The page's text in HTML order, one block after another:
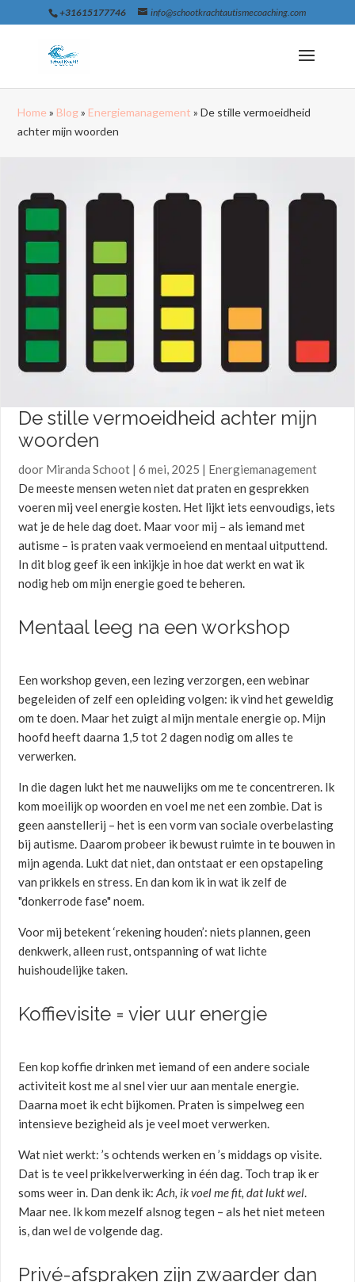
+31615177746 info@schootkrachtautismecoaching.com
Home » Blog» Energiemanagement »De stille vermoeidheid
achter mijn woorden
De stille vermoeidheid achter mijn
woorden
door Miranda Schoot |6 mei, 2025 | Energiemanagement
De meeste mensen weten niet dat praten en gesprekken
voeren mij veel energie kosten. Het lijkt iets eenvoudigs, iets
wat je de hele dag doet. Maar voor mij – als iemand met
autisme – is praten vaak vermoeiend en mentaal uitputtend.
In dit blog geef ik een inkijkje in hoe dat werkt en wat ik
nodig heb om mijn energie goed te beheren.
Mentaal leeg na een workshop
Een workshop geven, een lezing verzorgen, een webinar
begeleiden of zelf een opleiding volgen: ik vind het geweldig
om te doen. Maar het zuigt al mijn mentale energie op. Mijn
hoofd heeft daarna 1,5 tot 2 dagen nodig om alles te
verwerken.
In die dagen lukt het me nauwelijks om me te concentreren. Ik
kom moeilijk op woorden en voel me net een zombie. Dat is
geen aanstellerij – het is een vorm van sociale overbelasting
bij autisme. Daarom probeer ik bewust ruimte in te bouwen in
mijn agenda. Lukt dat niet, dan ontstaat er een opstapeling
van prikkels en stress. En dan kom ik in wat ik zelf de
"donkerrode fase" noem.
Voor mij betekent ‘rekening houden’: niets plannen, geen
denkwerk, alleen rust, ontspanning of wat lichte
huishoudelijke taken.
Koffievisite = vier uur energie
Een kop koffie drinken met iemand of een andere sociale
activiteit kost me al snel vier uur aan mentale energie.
Daarna moet ik echt bijkomen. Praten is simpelweg een
intensieve bezigheid als je veel moet verwerken.
Wat niet werkt: ’s ochtends werken en ’s middags op visite.
Dat is te veel prikkelverwerking in één dag. Toch trap ik er
soms weer in. Dan denk ik:Ach, ik voel me fit, dat lukt wel.
Maar nee. Ik kom mezelf alsnog tegen – als het niet meteen
is, dan wel de volgende dag.
Privé-afspraken zijn zwaarder dan